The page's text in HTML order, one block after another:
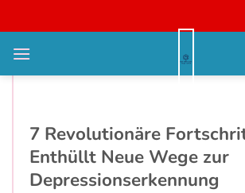
qua
nội
KI enthüllt: 7
7 Revolutionäre
Enthüllt Neue Wege zur
Depressionserkennung